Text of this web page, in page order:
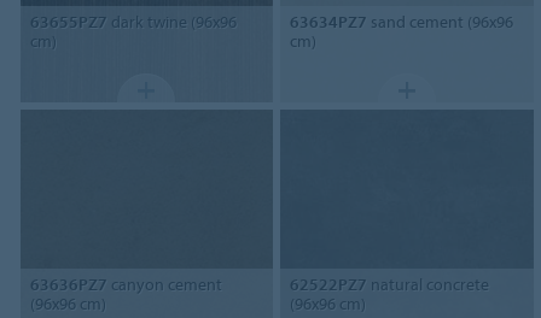
63655PZ7 dark twine (96x96
cm)
63634PZ7 sand cement (96x96
cm)
63636PZ7 canyon cement
(96x96 cm)
62522PZ7 natural concrete
(96x96 cm)